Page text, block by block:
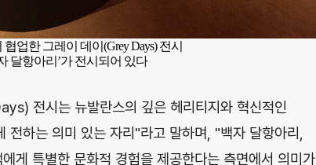
업한 그레이 데이(Grey Days) 전시
달항아리’가 전시되어 있다
전시는 뉴발란스의 깊은 헤리티지와 혁신적인
하는 의미 있는 자리"라고 말하며, "백자 달항아리,
게 특별한 문화적 경험을 제공한다는 측면에서 의미가